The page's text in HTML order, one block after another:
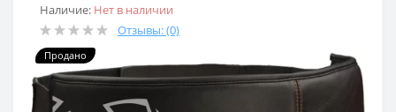
Наличие: Нет в наличии
Отзывы: (0)
Продано